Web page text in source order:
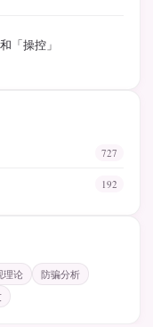
「操控」
727
192
理论
防骗分析